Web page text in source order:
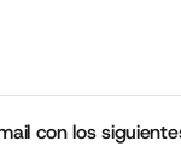
con los